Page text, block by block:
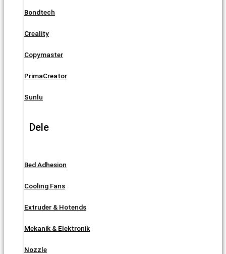
Bondtech
Creality
Copymaster
PrimaCreator
Sunlu
Dele
Bed Adhesion
Cooling Fans
Extruder & Hotends
Mekanik & Elektronik
Nozzle